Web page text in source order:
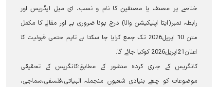
خلاصے پر مصنف یا مصنفین کا نام و نسب، ای میل ایڈریس اور
رابطہ نمبر(ایتا اپلیکیشن والا) درج ہونا ضروری ہے اور مقالے کا مکمل
متن 10 اپریل2026 تک جمع کرایا جا سکتا ہے تاہم حتمی قبولیت کا
اعلان21اپریل2026 کوکیا جائے گا۔
کانگریس کے جاری کردہ منشور کے مطابق؛کانگریس کے تحقیقی
موضوعات کو چھے بنیادی شعبوں منجملہ الہیاتی،فلسفی،سماجی،